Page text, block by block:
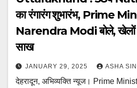
का रंगारंग शुभारंभ, Prime
Narendra Modi बोले, खेलों
साख
JANUARY 29, 2025 ASHA
देहरादून, अभिव्यक्ति न्यूज। Prime